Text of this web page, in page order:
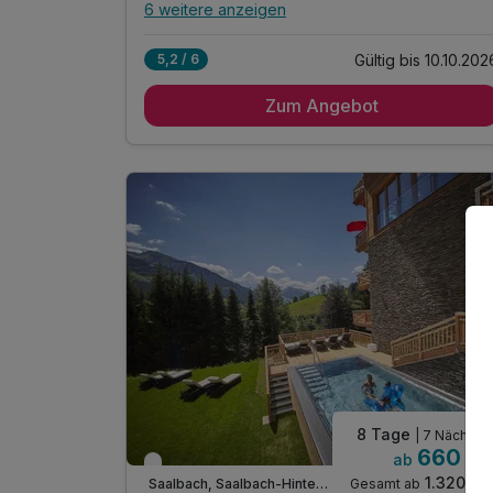
Alle Inklusivleistungen
inkl. Frühstück vom Buffet
1 x Tiefgaragenparkplatz
inkl. Endreinigung
inkl. Nutzung des Außenpools
inkl. W-LAN Nutzung im Hotel & im Zimmer
inkl. Endreinigung
voll ausgestattetes Apartment mit Sauna
6 weitere anzeigen
5,2 / 6 Gültig bis
Zum Angebot
Nur noch bis Oktober
Saalbach, Saalbach-Hinterglemm
8 Tage | 7 Nächte
ab 660 €
Gesamt ab 1.320 €